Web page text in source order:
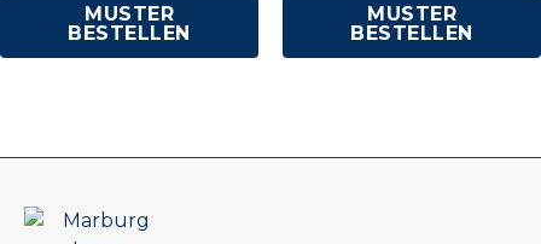
MUSTER
BESTELLEN
MUSTER
BESTELLEN